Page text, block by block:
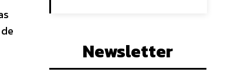
Newsletter